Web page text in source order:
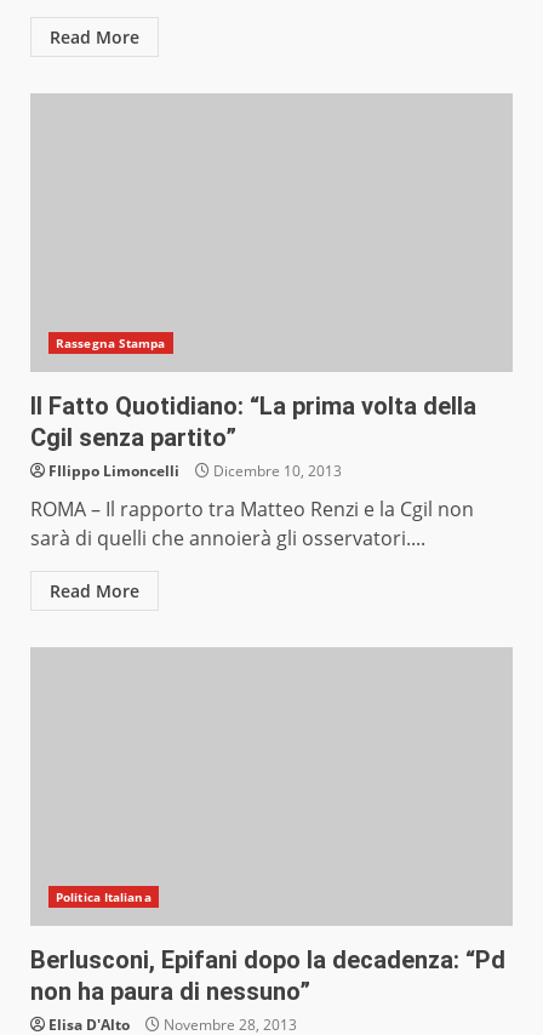
Read More
Rassegna Stampa
Il Fatto Quotidiano: “La prima volta della
Cgil senza partito”
FIlippo Limoncelli Dicembre 10, 2013
ROMA – Il rapporto tra Matteo Renzi e la Cgil non
sarà di quelli che annoierà gli osservatori....
Read More
Politica Italiana
Berlusconi, Epifani dopo la decadenza: “Pd
non ha paura di nessuno”
Elisa D'Alto Novembre 28, 2013